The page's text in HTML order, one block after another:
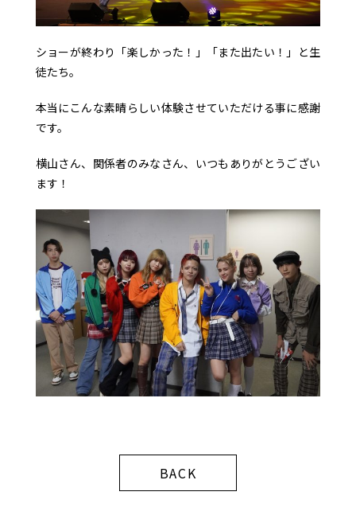
ショーが終わり「楽しかった！」「また出たい！」と生
徒たち。
本当にこんな素晴らしい体験させていただける事に感謝
です。
横山さん、関係者のみなさん、いつもありがとうござい
ます！
BACK